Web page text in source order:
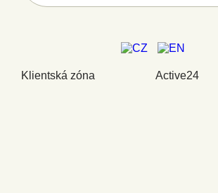
Klientská zóna Active24